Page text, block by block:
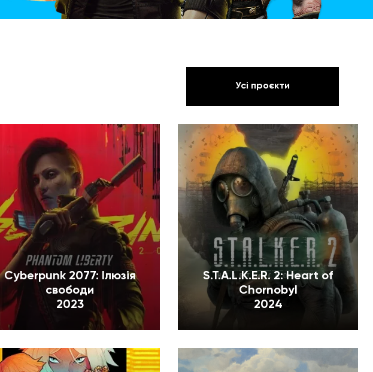
Усі проєкти
Cyberpunk 2077: Ілюзія
свободи
2023
S.T.A.L.K.E.R. 2: Heart of
Chornobyl
2024